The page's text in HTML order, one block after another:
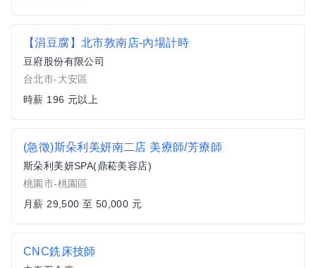
【涓豆腐】北市敦南店-內場計時
豆府股份有限公司
台北市-大安區
時薪 196 元以上
(急徵)斯朵利美妍南二店 美療師/芳療師
斯朵利美妍SPA(鼎菘美容店)
桃園市-桃園區
月薪 29,500 至 50,000 元
CNC銑床技師